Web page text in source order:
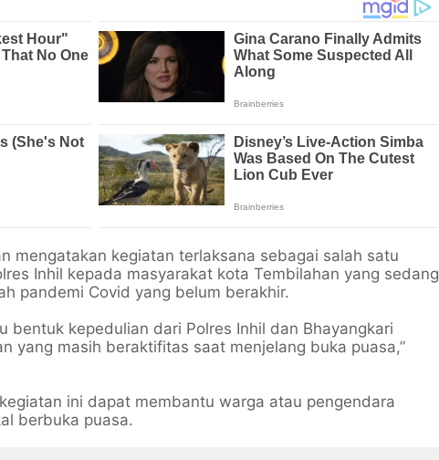
mengatakan kegiatan terlaksana sebagai salah satu
Inhil kepada masyarakat kota Tembilahan yang sedang
pandemi Covid yang belum berakhir.
bentuk kepedulian dari Polres Inhil dan Bhayangkari
yang masih beraktifitas saat menjelang buka puasa,”
ini dapat membantu warga atau pengendara
berbuka puasa.